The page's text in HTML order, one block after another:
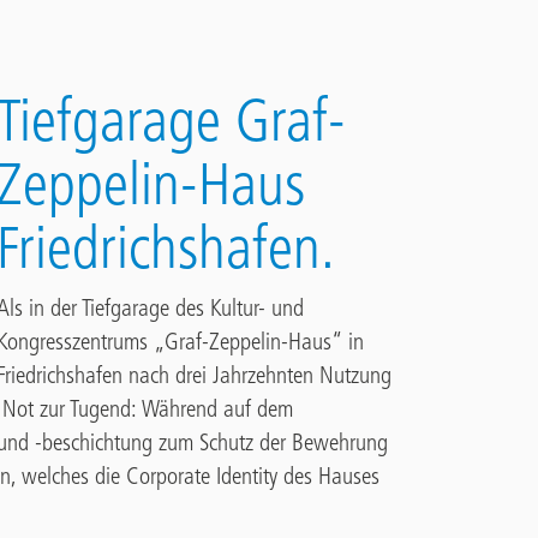
Graf-
Haus
in der Tiefgarage des Kultur- und
„Graf-Zeppelin-Haus“ in
nach drei Jahrzehnten Nutzung
zur Tugend: Während auf dem
-beschichtung zum Schutz der Bewehrung
welches die Corporate Identity des Hauses